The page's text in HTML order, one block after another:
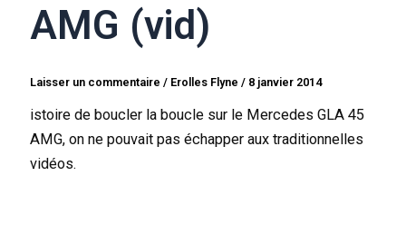
AMG (vid)
Laisser un commentaire / Erolles Flyne/ 8 janvier 2014
istoire de boucler la boucle sur le Mercedes GLA 45
AMG, on ne pouvait pas échapper aux traditionnelles
vidéos.